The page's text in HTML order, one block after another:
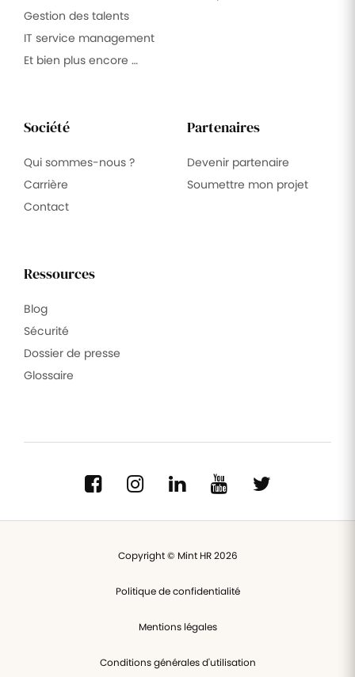
Gestion des talents
IT service management
Et bien plus encore …
Société
Qui sommes-nous ?
Carrière
Contact
Partenaires
Devenir partenaire
Soumettre mon projet
Ressources
Blog
Sécurité
Dossier de presse
Glossaire
Copyright © Mint HR 2026
Politique de confidentialité
Mentions légales
Conditions générales d'utilisation